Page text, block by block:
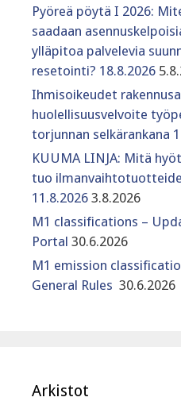
Pyöreä pöytä I 2026:
saadaan
ylläpitoa palvelevia
resetointi? 18.8.2026
Ihmisoikeudet
huolellisuusvelvoite
torjunnan selkärankana
KUUMA LINJA: Mitä
tuo
11.8.2026 3.8.2026
M1 classifications –
Portal 30.6.2026
M1 emission
General Rules 30.6.2026
Arkistot